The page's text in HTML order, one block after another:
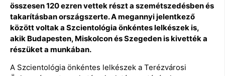
összesen 120 ezren vettek részt a szemétszedésben és
takarításban országszerte. A megannyi jelentkező
között voltak a Szcientológia önkéntes lelkészek is,
akik Budapesten, Miskolcon és Szegeden is kivették a
részüket a munkában.
A Szcientológia önkéntes lelkészek a Terézvárosi